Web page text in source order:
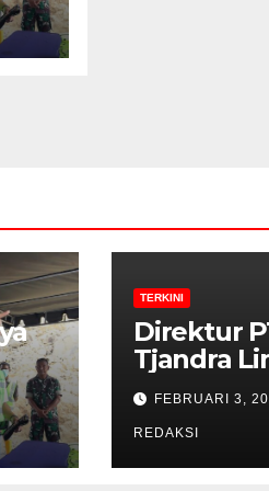
TERKINI
Direktur
Tjandra
bin
Semangat
FEBRUARI 3,
REDAKSI